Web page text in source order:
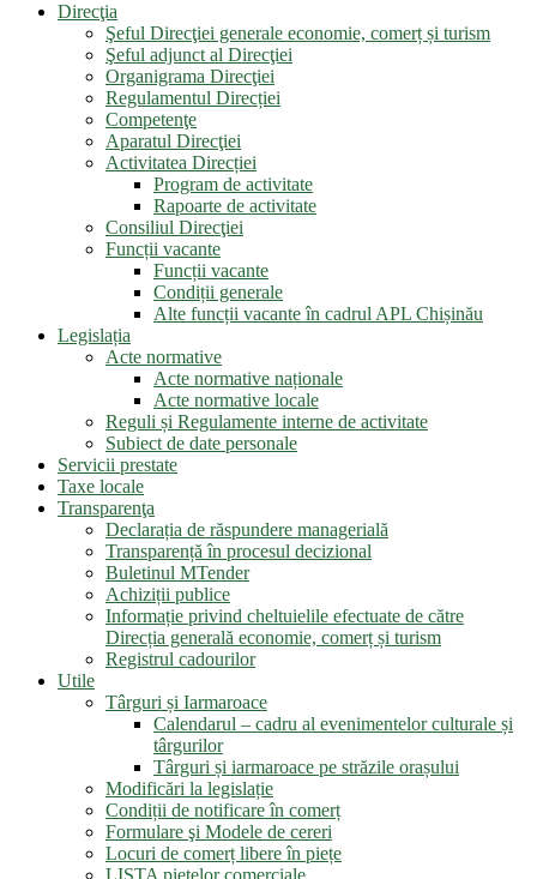
Direcţia
Şeful Direcţiei generale economie, comerț și turism
Şeful adjunct al Direcţiei
Organigrama Direcţiei
Regulamentul Direcției
Competenţe
Aparatul Direcţiei
Activitatea Direcției
Program de activitate
Rapoarte de activitate
Consiliul Direcţiei
Funcții vacante
Funcții vacante
Condiții generale
Alte funcții vacante în cadrul APL Chișinău
Legislația
Acte normative
Acte normative naționale
Acte normative locale
Reguli și Regulamente interne de activitate
Subiect de date personale
Servicii prestate
Taxe locale
Transparenţa
Declarația de răspundere managerială
Transparență în procesul decizional
Buletinul MTender
Achiziții publice
Informație privind cheltuielile efectuate de către
Direcția generală economie, comerț și turism
Registrul cadourilor
Utile
Târguri și Iarmaroace
Calendarul – cadru al evenimentelor culturale și
târgurilor
Târguri și iarmaroace pe străzile orașului
Modificări la legislație
Condiții de notificare în comerț
Formulare şi Modele de cereri
Locuri de comerț libere în piețe
LISTA pieţelor comerciale